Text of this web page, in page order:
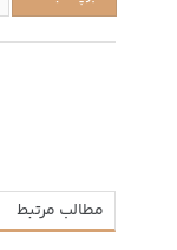
مطالب مرتبط